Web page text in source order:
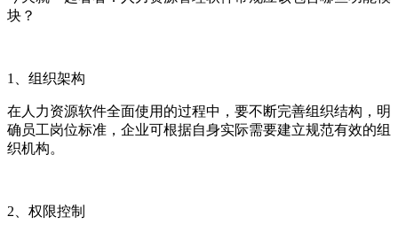
块？
1 、组织架构
在人力资源软件全面使用的过程中，要不断完善组织结构，明
确员工岗位标准，企业可根据自身实际需要建立规范有效的组
织机构。
2 、权限控制